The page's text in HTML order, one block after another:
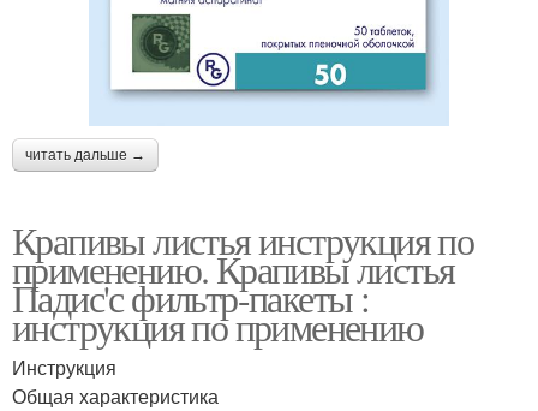
читать дальше →
Крапивы листья инструкция по
применению. Крапивы листья
Падис'с фильтр-пакеты :
инструкция по применению
Инструкция
Общая характеристика